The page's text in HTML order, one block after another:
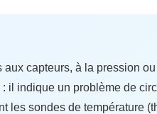
capteurs, à la pression ou
il indique un problème de
les sondes de température